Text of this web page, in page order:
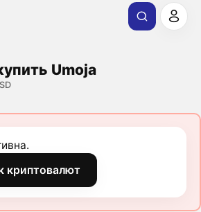
Umoja
криптовалют